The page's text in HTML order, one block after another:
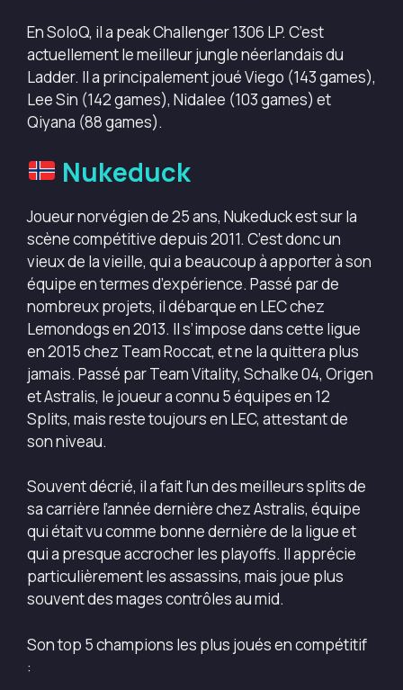
En SoloQ, il a peak Challenger 1306 LP. C’est
actuellement le meilleur jungle néerlandais du
Ladder. Il a principalement joué Viego (143 games),
Lee Sin (142 games), Nidalee (103 games) et
Qiyana (88 games).
Nukeduck
Joueur norvégien de 25 ans, Nukeduck est sur la
scène compétitive depuis 2011. C’est donc un
vieux de la vieille, qui a beaucoup à apporter à son
équipe en termes d’expérience. Passé par de
nombreux projets, il débarque en LEC chez
Lemondogs en 2013. Il s’impose dans cette ligue
en 2015 chez Team Roccat, et ne la quittera plus
jamais. Passé par Team Vitality, Schalke 04, Origen
et Astralis, le joueur a connu 5 équipes en 12
Splits, mais reste toujours en LEC, attestant de
son niveau.
Souvent décrié, il a fait l’un des meilleurs splits de
sa carrière l’année dernière chez Astralis, équipe
qui était vu comme bonne dernière de la ligue et
qui a presque accrocher les playoffs. Il apprécie
particulièrement les assassins, mais joue plus
souvent des mages contrôles au mid.
Son top 5 champions les plus joués en compétitif
: